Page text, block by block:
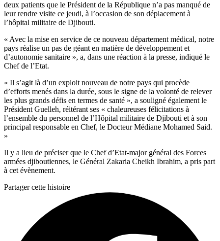
deux patients que le Président de la République n’a pas manqué de
leur rendre visite ce jeudi, à l’occasion de son déplacement à
l’hôpital militaire de Djibouti.
« Avec la mise en service de ce nouveau département médical, notre
pays réalise un pas de géant en matière de développement et
d’autonomie sanitaire », a, dans une réaction à la presse, indiqué le
Chef de l’Etat.
« Il s’agit là d’un exploit nouveau de notre pays qui procède
d’efforts menés dans la durée, sous le signe de la volonté de relever
les plus grands défis en termes de santé », a souligné également le
Président Guelleh, réitérant ses « chaleureuses félicitations à
l’ensemble du personnel de l’Hôpital militaire de Djibouti et à son
principal responsable en Chef, le Docteur Médiane Mohamed Said.
»
Il y a lieu de préciser que le Chef d’Etat-major général des Forces
armées djiboutiennes, le Général Zakaria Cheikh Ibrahim, a pris part
à cet évènement.
Partager cette histoire